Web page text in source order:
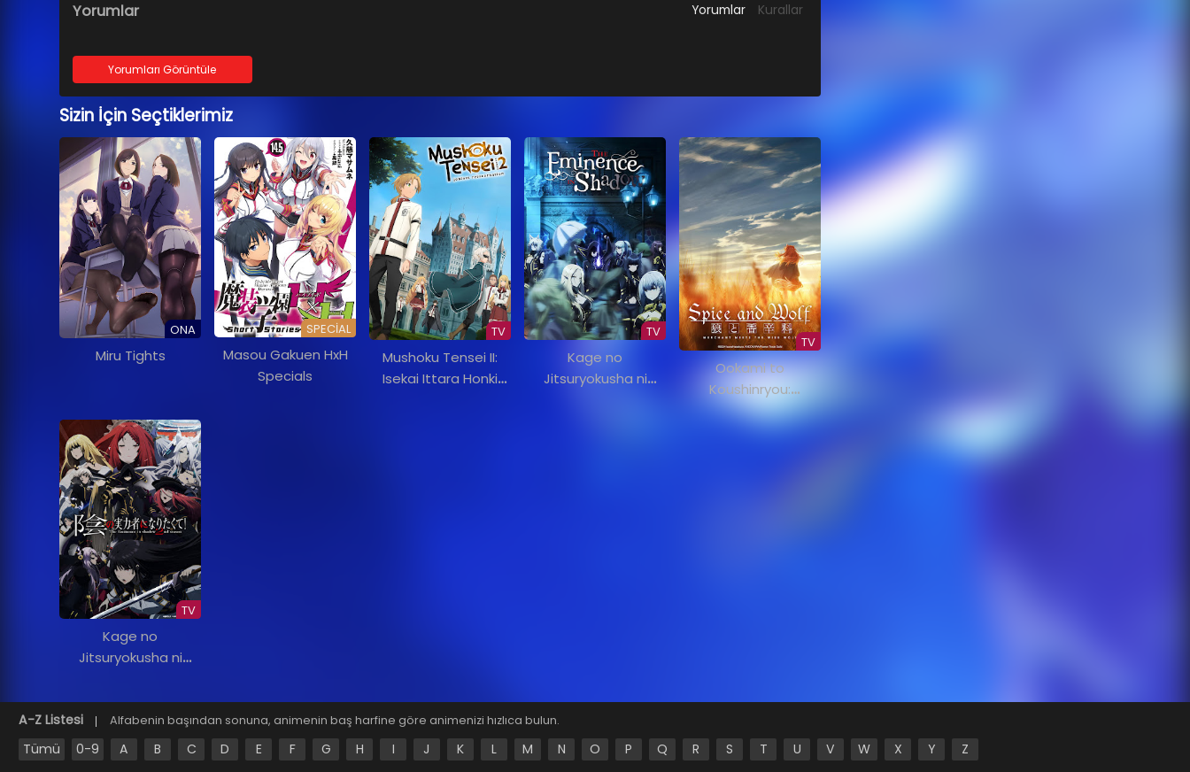
Yorumlar Yorumlar Kurallar
Yorumları Görüntüle
Sizin İçin Seçtiklerimiz
ONA
Miru Tights
SPECIAL
Masou Gakuen HxH
Specials
TV
Mushoku Tensei II:
Isekai Ittara Honki
TV
Kage no
Jitsuryokusha ni
TV
Ookami to
Koushinryou:
Merchant Meets the
Wise Wolf
TV
Kage no
Jitsuryokusha ni
Season
A-Z Listesi Alfabenin başından sonuna, animenin baş harfine göre animenizi hızlıca bulun.
Tümü 0-9 A B C D E F G H I J K L M N O P Q R S T U V W X Y Z